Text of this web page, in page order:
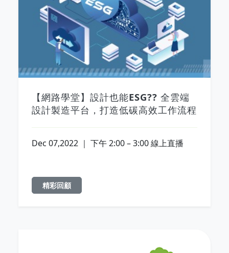
【網路學堂】設計也能ESG?? 全雲端
設計製造平台，打造低碳高效工作流程
Dec 07,2022 ｜ 下午 2:00 – 3:00 線上直播
精彩回顧